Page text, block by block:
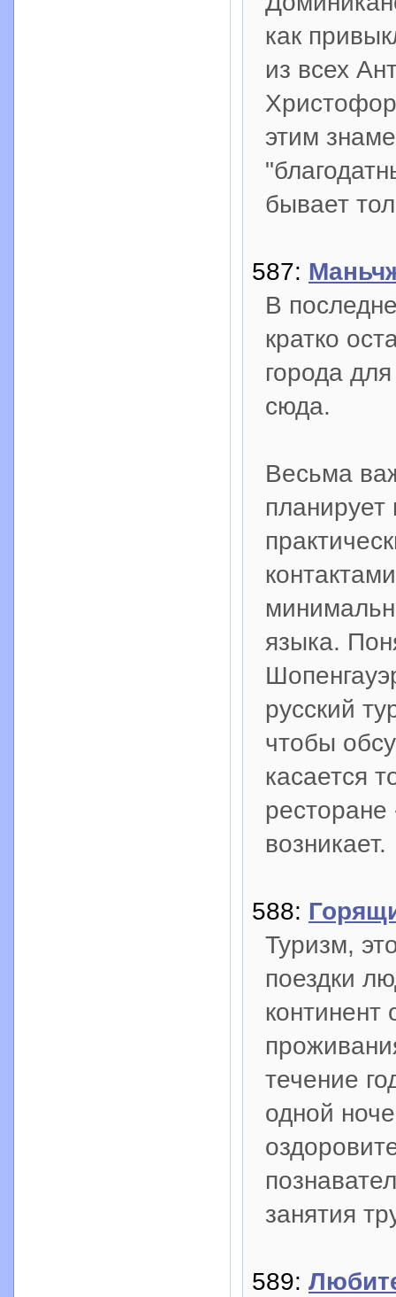
как
из всех
этим
бывает
587:
В
кратко
города
сюда.
Весьма
языка.
русский
чтобы
касается
ресторане
возникает.
588:
Туризм,
поездки
континент
течение
одной
занятия
589: